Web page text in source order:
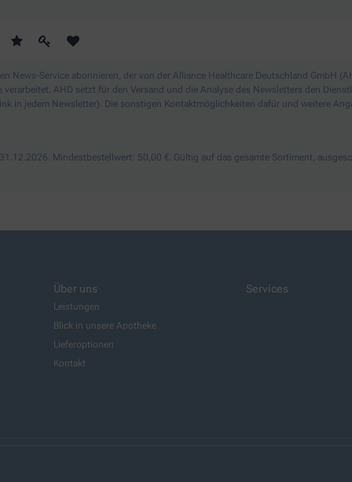
News-Service abonnieren, der von der Alliance Healthcare Deutschland GmbH
verarbeitet. AHD setzt für den Versand und die Analyse des Newsletters den
in jedem Newsletter). Die sonstigen Kontaktmöglichkeiten dafür und weitere
Mindestbestellwert: 50,00 €. Gültig auf das gesamte Sortiment,
Über uns
Leistungen
Blick in unsere Apotheke
Lieferoptionen
Kontakt
Services